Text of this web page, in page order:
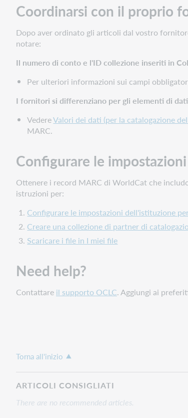
Coordinarsi
il
le
e
la
raccolta
Collection
Manager
Need
help?
Coordinarsi con il proprio
Dopo aver ordinato gli articoli dal vostro
notare:
Il numero di conto e l'ID collezione inseriti in
Per ulteriori informazioni sui campi
I fornitori si differenziano per gli elementi di
VedereValori dei dati (per la catalogazione
MARC.
Configurare le
Ottenere i record MARC di WorldCat che
istruzioni per:
Configurare le impostazioni dell'istituzione
Creare una collezione di partner di
Scaricare i file in I miei file
Need help?
Contattare il supporto OCLC. Aggiungi ai
Torna all'inizio
ARTICOLI CONSIGLIATI
There are no recommended articles.